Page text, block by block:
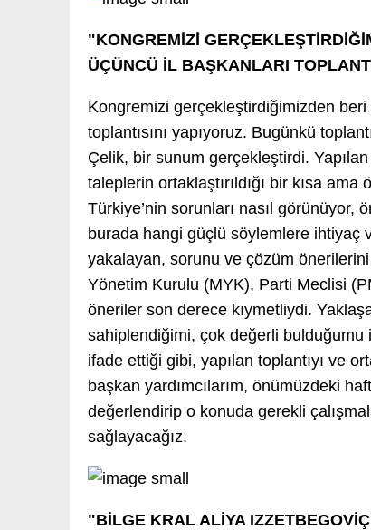
"KONGREMİZİ
ÜÇÜNCÜ İL BAŞKANLARI
Kongremizi gerçekleştirdiğimizden
toplantısını yapıyoruz. Bugünkü
Çelik, bir sunum gerçekleştirdi.
taleplerin ortaklaştırıldığı bir kısa
Türkiye’nin sorunları nasıl görünüyor,
burada hangi güçlü söylemlere ihtiyaç
yakalayan, sorunu ve çözüm
Yönetim Kurulu (MYK), Parti Meclisi
öneriler son derece kıymetliydi.
sahiplendiğimi, çok değerli bulduğumu
ifade ettiği gibi, yapılan toplantıyı ve
başkan yardımcılarım, önümüzdeki
değerlendirip o konuda gerekli
sağlayacağız.
"BİLGE KRAL ALİYA